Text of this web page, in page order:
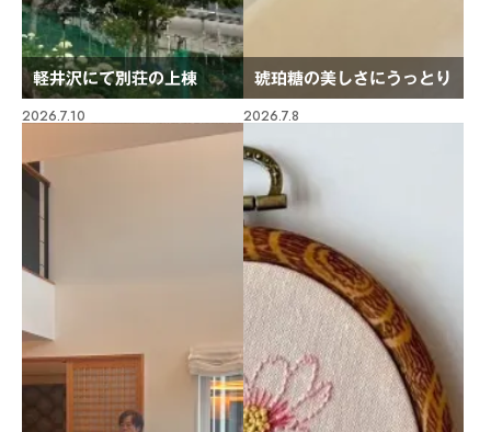
軽井沢にて別荘の上棟 琥珀糖の美しさにうっとり
2026.7.10 2026.7.8